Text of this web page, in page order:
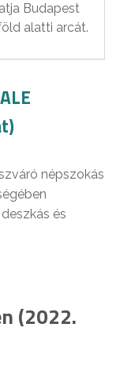
Budapest
alatti arcát.
népszokás
és
(2022.